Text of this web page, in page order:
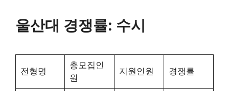
울산대 경쟁률: 수시
전형명
총모집인
원
지원인원 경쟁률